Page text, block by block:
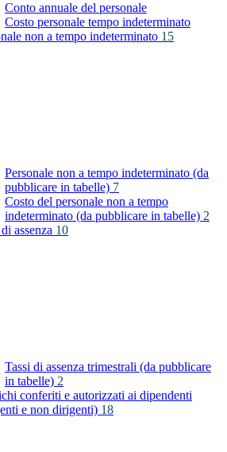
Conto annuale del personale
Costo personale tempo indeterminato
non a tempo indeterminato 15
Personale non a tempo indeterminato (da
pubblicare in tabelle) 7
Costo del personale non a tempo
indeterminato (da pubblicare in tabelle) 2
assenza 10
Tassi di assenza trimestrali (da pubblicare
in tabelle) 2
conferiti e autorizzati ai dipendenti
e non dirigenti) 18